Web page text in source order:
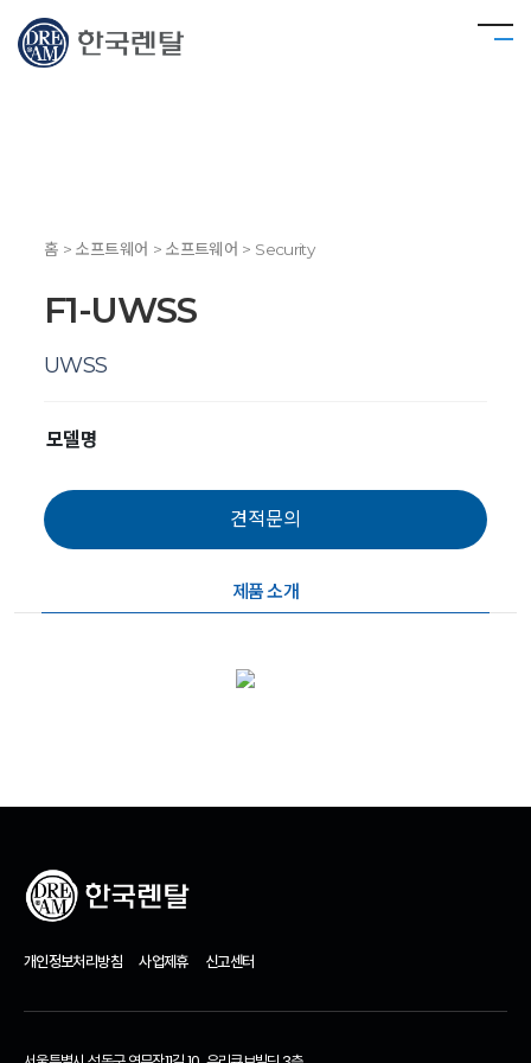
홈 > 소프트웨어 > 소프트웨어 > Security
F1-UWSS
UWSS
모델명
제품 소개
개인정보처리방침 사업제휴 신고센터